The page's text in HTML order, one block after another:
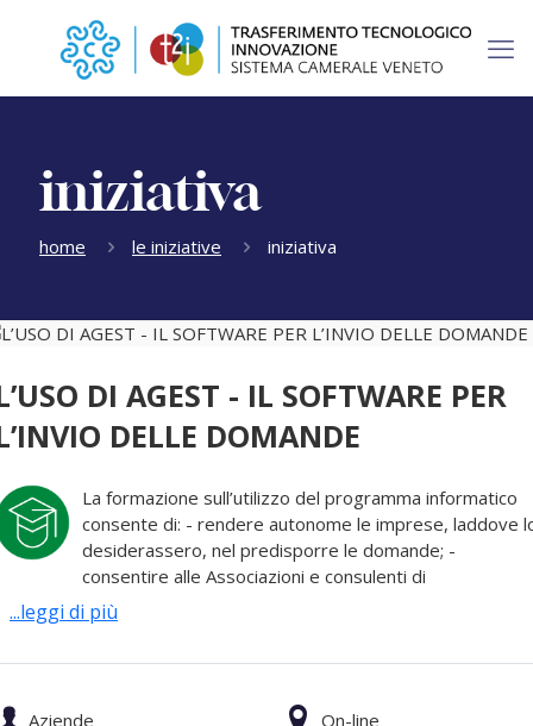
iniziativa
home le iniziative iniziativa
DI AGEST - IL SOFTWARE PER
DELLE DOMANDE
La formazione sull’utilizzo del programma informatico
consente di: - rendere autonome le imprese, laddove
desiderassero, nel predisporre le domande; -
consentire alle Associazioni e consulenti di
...leggi di più
Aziende On-line